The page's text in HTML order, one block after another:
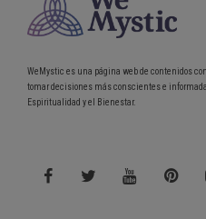
WeMystic es una página web de contenidos
tomar decisiones más conscientes e
Espiritualidad y el Bienestar.